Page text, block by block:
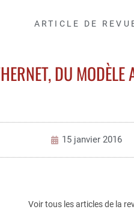
ARTICLE DE
DU MODÈLE
15 janvier 2016
Voir tous les articles de la